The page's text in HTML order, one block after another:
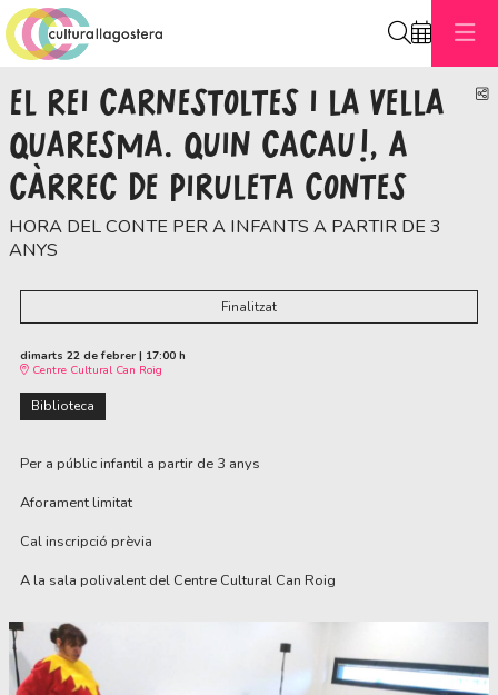
EL REI CARNESTOLTES I LA VELLA
QUARESMA. QUIN CACAU!, A
CÀRREC DE PIRULETA CONTES
HORA DEL CONTE PER A INFANTS A PARTIR DE 3
ANYS
Finalitzat
dimarts 22 de febrer | 17:00 h
Centre Cultural Can Roig
Biblioteca
Per a públic infantil a partir de 3 anys
Aforament limitat
Cal inscripció prèvia
A la sala polivalent del Centre Cultural Can Roig